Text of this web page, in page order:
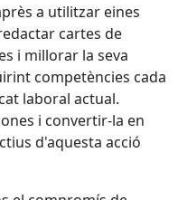
a utilitzar eines
cartes de
i millorar la seva
competències cada
laboral actual.
i convertir-la en
d'aquesta acció